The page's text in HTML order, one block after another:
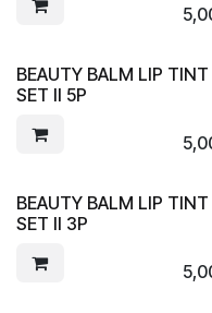
BEAUTY BALM LIP TINT
SET II 5P
BEAUTY BALM LIP TINT
SET II 3P